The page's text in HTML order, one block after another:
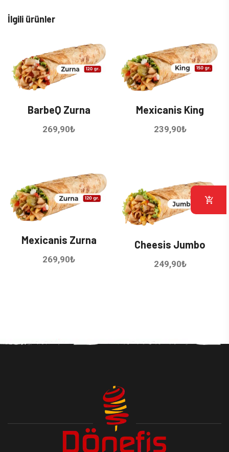
İlgili ürünler
BarbeQ Zurna
269,90₺
Mexicanis King
239,90₺
Mexicanis Zurna
269,90₺
Cheesis Jumbo
249,90₺